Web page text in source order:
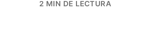
2 MIN DE LECTURA